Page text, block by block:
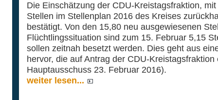
Die Einschätzung der CDU-Kreistagsfraktion,
Stellen im Stellenplan 2016 des Kreises
bestätigt. Von den 15,80 neu ausgewiesenen
Flüchtlingssituation sind zum 15. Februar 5,15
sollen zeitnah besetzt werden. Dies geht aus
hervor, die auf Antrag der CDU-
Hauptausschuss 23. Februar 2016).
weiter lesen...